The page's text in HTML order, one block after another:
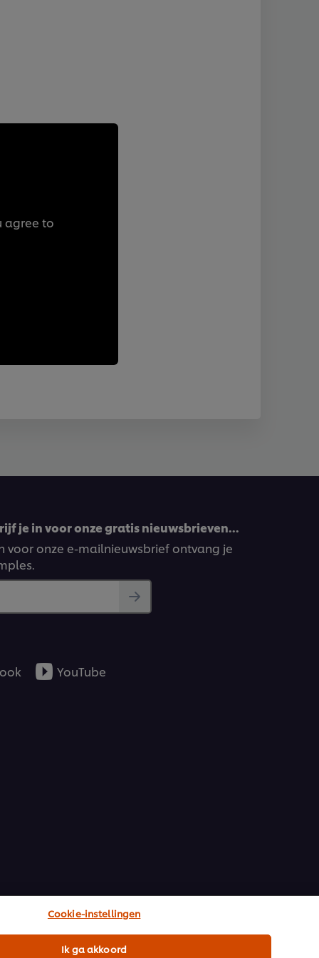
agree to
je in voor onze gratis nieuwsbrieven…
voor onze e-mailnieuwsbrief ontvang je
YouTube
Cookie-instellingen
Ik ga akkoord